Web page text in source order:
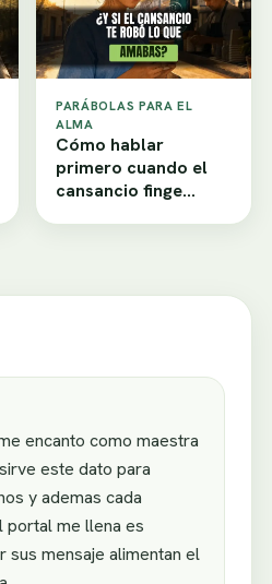
PARÁBOLAS PARA EL
ALMA
Cómo hablar
primero cuando el
cansancio finge
encanto como maestra
este dato para
y ademas cada
portal me llena es
sus mensaje alimentan el